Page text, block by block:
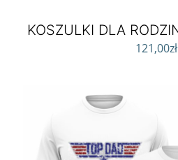
KOSZULKI DLA
121,00zł